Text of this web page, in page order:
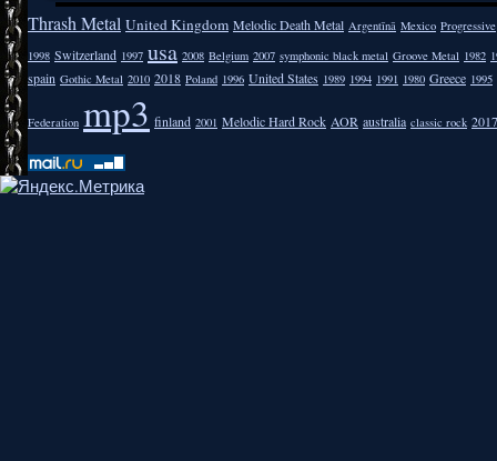
Thrash Metal United Kingdom Melodic Death Metal Argentīnā Mexico Progressive
1998 Switzerland 1997 usa 2008 Belgium 2007 symphonic black metal Groove Metal 1982
spain Gothic Metal 2010 2018 Poland 1996 United States 1989 1994 1991 1980 Greece 1995
Federation mp3 finland 2001 Melodic Hard Rock AOR australia classic rock 2017